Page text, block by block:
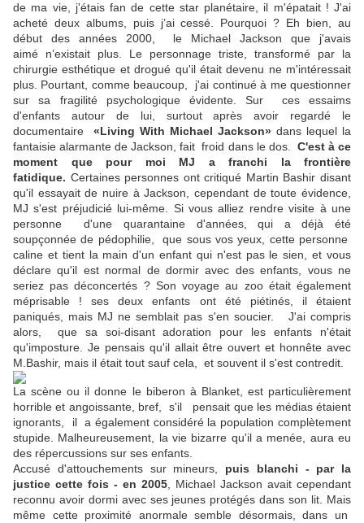
de ma vie, j'étais fan de cette star planétaire, il m'épatait ! J'ai
acheté deux albums, puis j’ai cessé. Pourquoi ? Eh bien, au
début des années 2000, le Michael Jackson que j'avais
aimé n’existait plus. Le personnage triste, transformé par la
chirurgie esthétique et drogué qu'il était devenu ne m'intéressait
plus. Pourtant, comme beaucoup, j'ai continué à me questionner
sur sa fragilité psychologique évidente. Sur ces essaims
d'enfants autour de lui, surtout après avoir regardé le
documentaire «Living With Michael Jackson» dans lequel la
fantaisie alarmante de Jackson, fait froid dans le dos.
C'est à ce
moment que pour moi MJ a franchi la frontière
fatidique. Certaines personnes ont critiqué Martin Bashir disant
qu'il essayait de nuire à Jackson, cependant de toute évidence,
MJ s'est préjudicié lui-même. Si vous alliez rendre visite à une
personne d'une quarantaine d'années, qui a déjà été
soupçonnée de pédophilie, que sous vos yeux, cette personne
caline et tient la main d'un enfant qui n'est pas le sien, et vous
déclare qu'il est normal de dormir avec des enfants, vous ne
seriez pas déconcertés ? Son voyage au zoo était également
méprisable ! ses deux enfants ont été piétinés, il étaient
paniqués, mais MJ ne semblait pas s'en soucier. J'ai compris
alors, que sa soi-disant adoration pour les enfants n'était
qu'imposture. Je pensais qu'il allait être ouvert et honnête avec
M.Bashir, mais il était tout sauf cela, et souvent il s'est contredit.
La scène ou il donne le biberon à Blanket, est particulièrement
horrible et angoissante, bref, s'il pensait que les médias étaient
ignorants, il a également considéré la population complètement
stupide. Malheureusement, la vie bizarre qu'il a menée, aura eu
des répercussions sur ses enfants.
Accusé d'attouchements sur mineurs, puis blanchi - par la
justice cette fois - en 2005 , Michael Jackson avait cependant
reconnu avoir dormi avec ses jeunes protégés dans son lit. Mais
même cette proximité anormale semble désormais, dans un